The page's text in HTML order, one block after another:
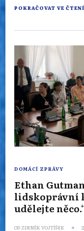
POKRAČOVAT VE ČTENÍ
DOMÁCÍ ZPRÁVY
Ethan
lidskoprávní
udělejte
OD ZDENĚK VOJTÍŠEK